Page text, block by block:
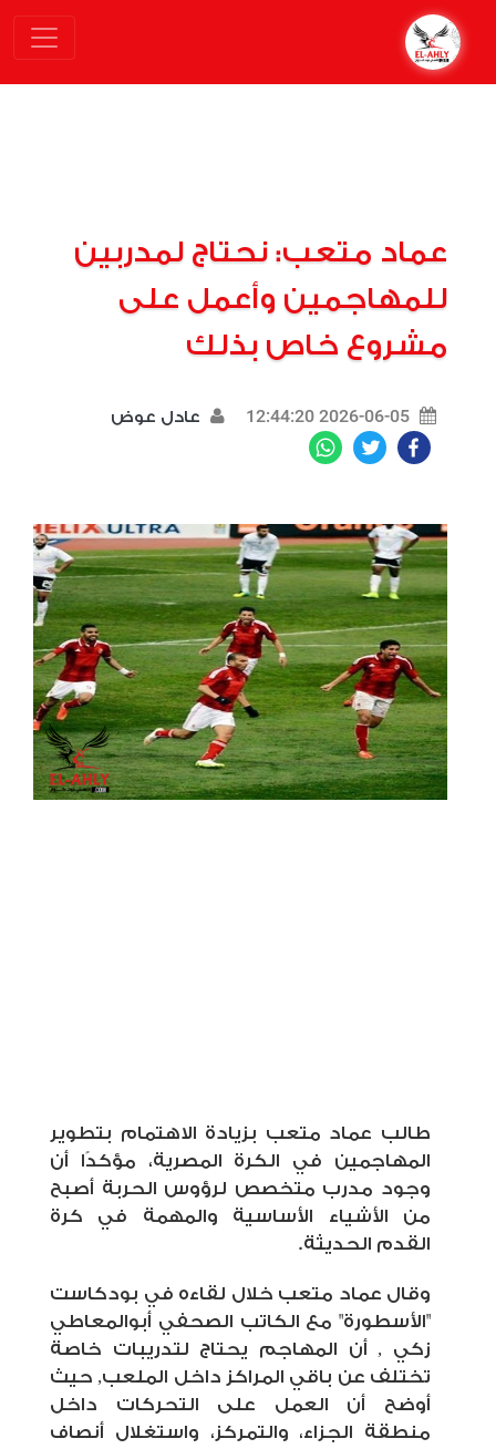
عماد متعب: نحتاج لمدربين
للمهاجمين وأعمل على
مشروع خاص بذلك
2026-06-05 12:44:20 عادل عوض
Facebook
Twitter
طالب عماد متعب بزيادة الاهتمام بتطوير
المهاجمين في الكرة المصرية، مؤكدًا أن
وجود مدرب متخصص لرؤوس الحربة أصبح
من الأشياء الأساسية والمهمة في كرة
القدم الحديثة.
وقال عماد متعب خلال لقاءه في بودكاست
"الأسطورة" مع الكاتب الصحفي أبوالمعاطي
زكي , أن المهاجم يحتاج لتدريبات خاصة
تختلف عن باقي المراكز داخل الملعب, حيث
أوضح أن العمل على التحركات داخل
منطقة الجزاء، والتمركز، واستغلال أنصاف